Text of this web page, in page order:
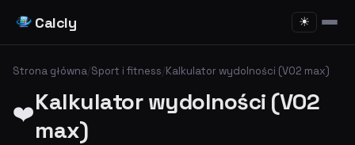
Calcly ☀
Strona główna/Sport i fitness/Kalkulator wydolności (VO2 max)
❤️Kalkulator wydolności (VO2
max)